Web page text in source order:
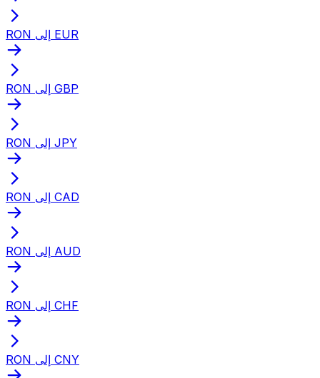
RON إلى EUR
RON إلى GBP
RON إلى JPY
RON إلى CAD
RON إلى AUD
RON إلى CHF
RON إلى CNY